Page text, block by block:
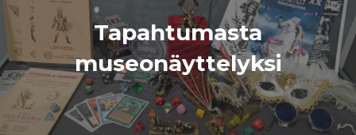
PELIT
IN ENGLISH
SEARCH
Tapahtumasta
museonäyttelyksi